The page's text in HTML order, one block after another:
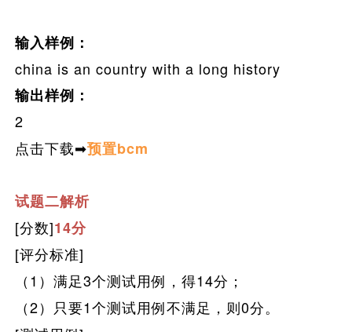
输入样例：
china is an country with a long history
输出样例：
2
点击下载➡预置bcm
试题二解析
[分数]14分
[评分标准]
（1）满足3个测试用例，得14分；
（2）只要1个测试用例不满足，则0分。